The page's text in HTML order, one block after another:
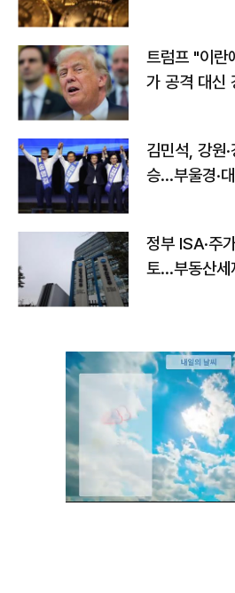
트럼프 "이란
가 공격 대신
김민석, 강원
승…부울경·
정부 ISA·주
토…부동산세